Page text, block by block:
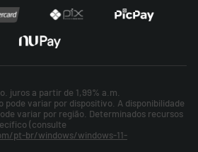
juros a partir de 1,99% a.m.
pode variar por dispositivo. A disponibilidade
variar por região. Determinados recursos
(consulte
pt-br/windows/windows-11-